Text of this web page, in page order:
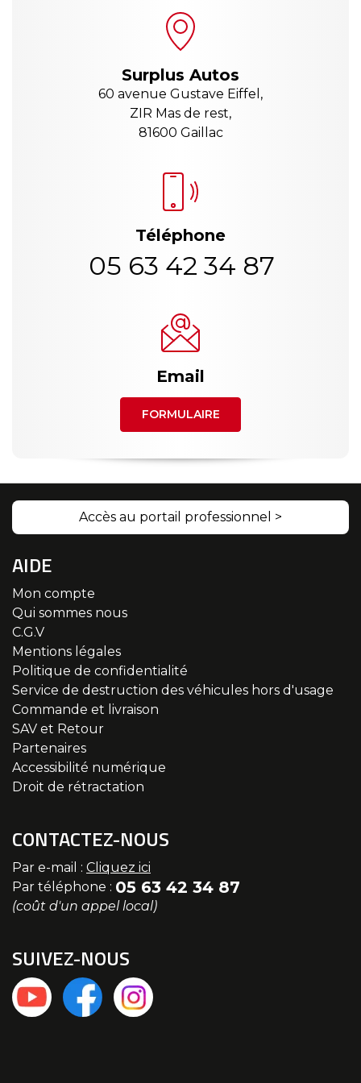
Surplus Autos
60 avenue Gustave Eiffel,
ZIR Mas de rest,
81600 Gaillac
Téléphone
05 63 42 34 87
Email
FORMULAIRE
Accès au portail professionnel >
AIDE
Mon compte
Qui sommes nous
C.G.V
Mentions légales
Politique de confidentialité
Service de destruction des véhicules hors d'usage
Commande et livraison
SAV et Retour
Partenaires
Accessibilité numérique
Droit de rétractation
CONTACTEZ-NOUS
Par e-mail : Cliquez ici
Par téléphone : 05 63 42 34 87
(coût d'un appel local)
SUIVEZ-NOUS